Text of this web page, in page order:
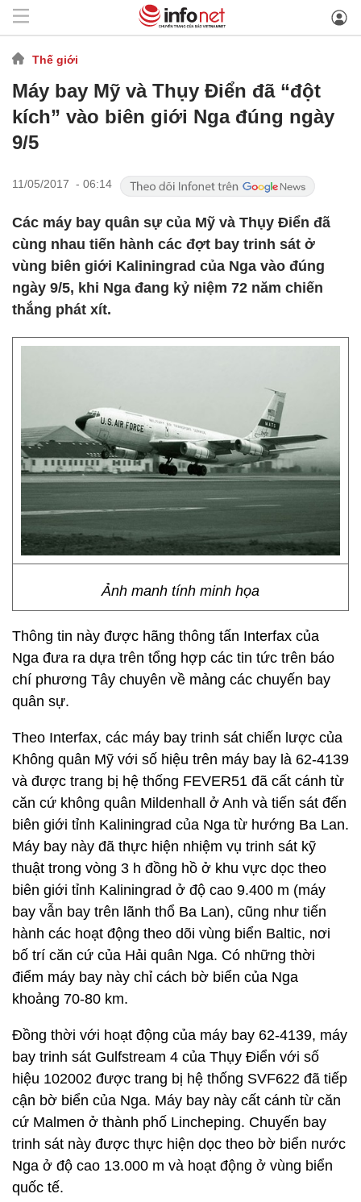
Thế giới
Máy bay Mỹ và Thụy Điển đã “đột
kích” vào biên giới Nga đúng ngày
9/5
11/05/2017 - 06:14
Các máy bay quân sự của Mỹ và Thụy Điển đã
cùng nhau tiến hành các đợt bay trinh sát ở
vùng biên giới Kaliningrad của Nga vào đúng
ngày 9/5, khi Nga đang kỷ niệm 72 năm chiến
thắng phát xít.
Ảnh manh tính minh họa
Thông tin này được hãng thông tấn Interfax của
Nga đưa ra dựa trên tổng hợp các tin tức trên báo
chí phương Tây chuyên về mảng các chuyến bay
quân sự.
Theo Interfax, các máy bay trinh sát chiến lược của
Không quân Mỹ với số hiệu trên máy bay là 62-4139
và được trang bị hệ thống FEVER51 đã cất cánh từ
căn cứ không quân Mildenhall ở Anh và tiến sát đến
biên giới tỉnh Kaliningrad của Nga từ hướng Ba Lan.
Máy bay này đã thực hiện nhiệm vụ trinh sát kỹ
thuật trong vòng 3 h đồng hồ ở khu vực dọc theo
biên giới tỉnh Kaliningrad ở độ cao 9.400 m (máy
bay vẫn bay trên lãnh thổ Ba Lan), cũng như tiến
hành các hoạt động theo dõi vùng biển Baltic, nơi
bố trí căn cứ của Hải quân Nga. Có những thời
điểm máy bay này chỉ cách bờ biển của Nga
khoảng 70-80 km.
Đồng thời với hoạt động của máy bay 62-4139, máy
bay trinh sát Gulfstream 4 của Thụy Điển với số
hiệu 102002 được trang bị hệ thống SVF622 đã tiếp
cận bờ biển của Nga. Máy bay này cất cánh từ căn
cứ Malmen ở thành phố Lincheping. Chuyến bay
trinh sát này được thực hiện dọc theo bờ biển nước
Nga ở độ cao 13.000 m và hoạt động ở vùng biển
quốc tế.